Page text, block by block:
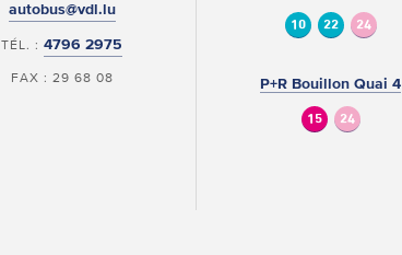
autobus@vdl.lu
TÉL. :4796 2975
FAX : 29 68 08
10 22 24
P+R Bouillon Quai 4
15 24